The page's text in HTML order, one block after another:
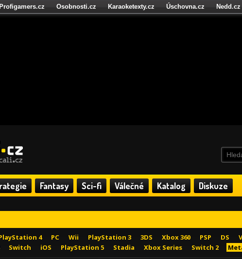
Fantasy Sci-fi Válečné Katalog Diskuze
4 PC Wii PlayStation 3 3DS Xbox 360 PSP DS
Switch iOS PlayStation 5 Stadia Xbox Series Switch 2
Profigamers.cz Osobnosti.cz Karaoketexty.cz Úschovna.cz
Nedd.cz